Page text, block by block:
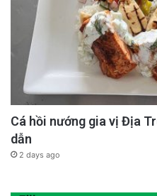
Cá hồi nướng gia vị Địa
dẫn
2 days ago